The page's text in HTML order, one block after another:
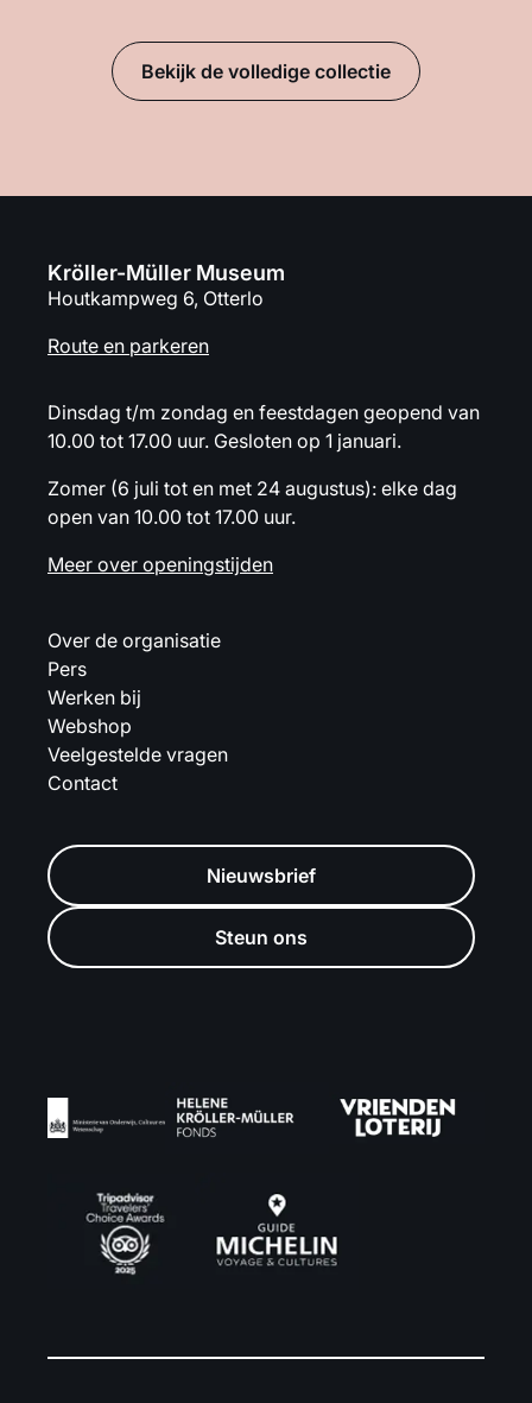
Bekijk de volledige collectie
Kröller-Müller Museum
Houtkampweg 6, Otterlo
Route en parkeren
Dinsdag t/m zondag en feestdagen geopend van
10.00 tot 17.00 uur. Gesloten op 1 januari.
Zomer (6 juli tot en met 24 augustus): elke dag
open van 10.00 tot 17.00 uur.
Meer over openingstijden
Over de organisatie
Pers
Werken bij
Webshop
Veelgestelde vragen
Contact
Nieuwsbrief
Steun ons